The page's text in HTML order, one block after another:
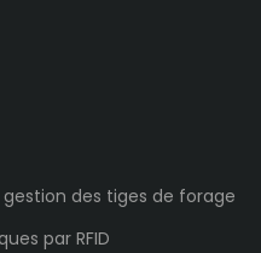
des tiges de forage
par RFID